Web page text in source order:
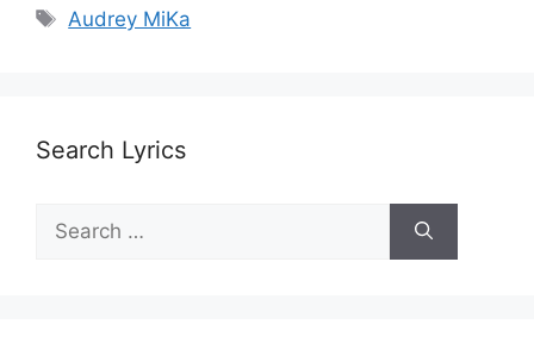
Tags
Audrey MiKa
Search Lyrics
for: